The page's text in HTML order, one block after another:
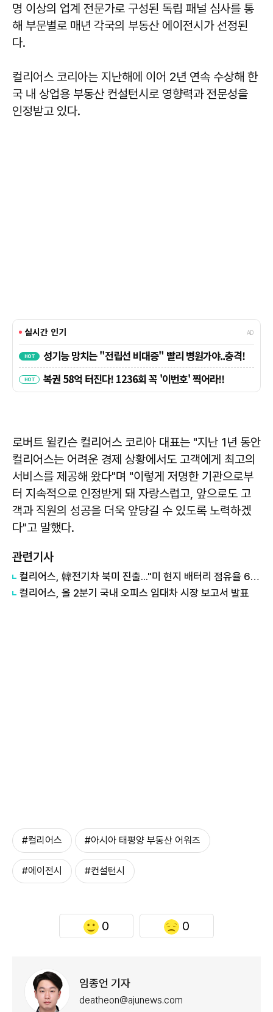
명 이상의 업계 전문가로 구성된 독립 패널 심사를 통
해 부문별로 매년 각국의 부동산 에이전시가 선정된
다.
컬리어스 코리아는 지난해에 이어 2년 연속 수상해 한
국 내 상업용 부동산 컨설턴시로 영향력과 전문성을
인정받고 있다.
로버트 윌킨슨 컬리어스 코리아 대표는 "지난 1년 동안
컬리어스는 어려운 경제 상황에서도 고객에게 최고의
서비스를 제공해 왔다"며 "이렇게 저명한 기관으로부
터 지속적으로 인정받게 돼 자랑스럽고, 앞으로도 고
객과 직원의 성공을 더욱 앞당길 수 있도록 노력하겠
다"고 말했다.
관련기사
컬리어스, 韓전기차 북미 진출..."미 현지 배터리 점유율 69%↑"
컬리어스, 올 2분기 국내 오피스 임대차 시장 보고서 발표
#컬리어스 #아시아 태평양 부동산 어워즈
#에이전시 #컨설턴시
0 0
임종언 기자
deatheon@ajunews.com